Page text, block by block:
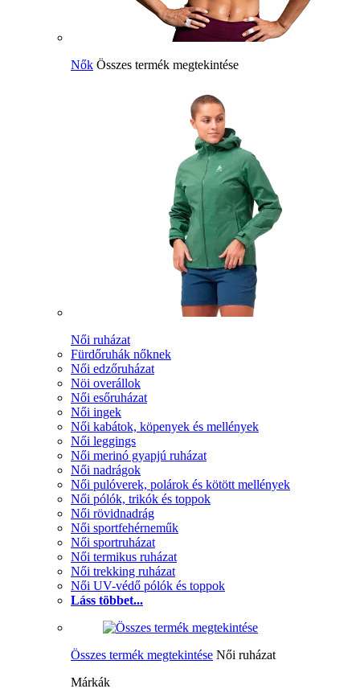
Nők Összes termék megtekintése
Női ruházat
Fürdőruhák nőknek
Női edzőruházat
Nöi overállok
Női esőruházat
Női ingek
Női kabátok, köpenyek és mellények
Női leggings
Női merinó gyapjú ruházat
Női nadrágok
Női pulóverek, polárok és kötött mellények
Női pólók, trikók és toppok
Női rövidnadrág
Női sportfehérneműk
Női sportruházat
Női termikus ruházat
Női trekking ruházat
Női UV-védő pólók és toppok
Láss többet...
Összes termék megtekintése Női ruházat
Márkák